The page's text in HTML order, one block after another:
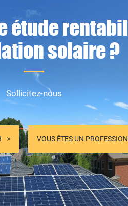
étude
solaire ?
Sollicitez-nous
VOUS ÊTES UN